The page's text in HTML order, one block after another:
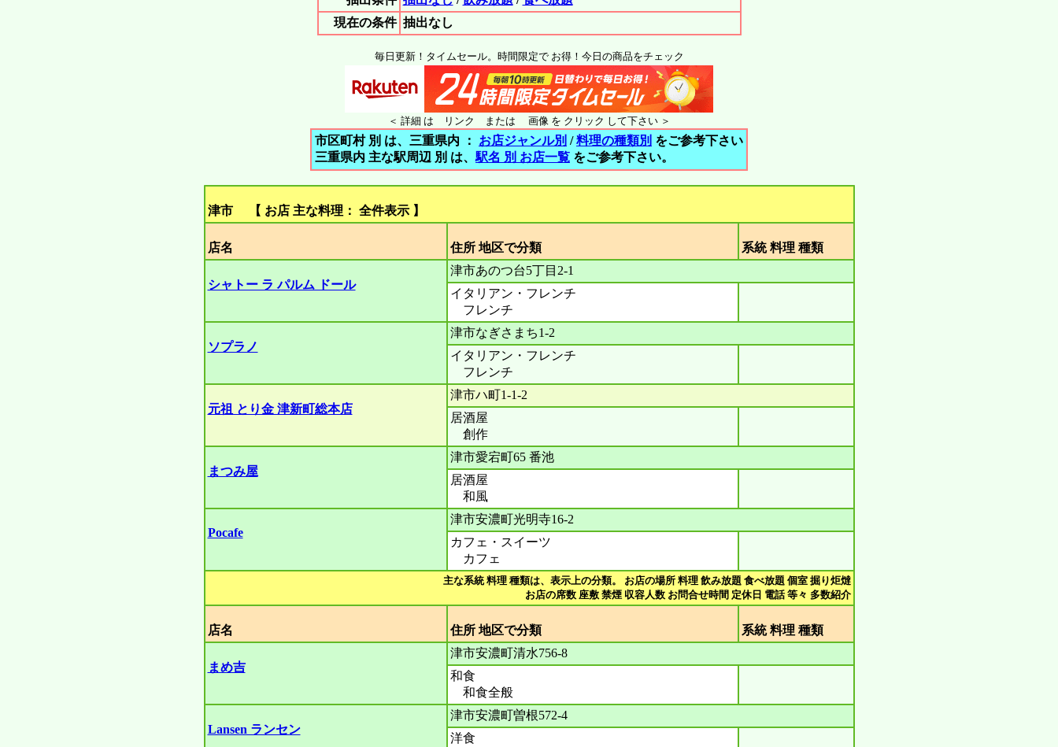
現在の条件 抽出なし
毎日更新！タイムセール。時間限定で お得！今日の商品をチェック
＜ 詳細 は リンク または 画像 を クリック して下さい ＞
市区町村 別 は、三重県内 ： お店ジャンル別 /料理の種類別 をご参考下さい
三重県内 主な駅周辺 別 は、駅名 別 お店一覧 をご参考下さい。
津市 【 お店 主な料理： 全件表示 】
店名 住所 地区で分類 系統 料理 種類
シャトー ラ パルム ドール
津市あのつ台5丁目2-1
イタリアン・フレンチ
フレンチ
ソプラノ
津市なぎさまち1-2
イタリアン・フレンチ
フレンチ
元祖 とり金 津新町総本店
津市ハ町1-1-2
居酒屋
創作
まつみ屋
津市愛宕町65 番池
居酒屋
和風
Pocafe
津市安濃町光明寺16-2
カフェ・スイーツ
カフェ
主な系統 料理 種類は、表示上の分類。 お店の場所 料理 飲み放題 食べ放題 個室 掘り炬燵
お店の席数 座敷 禁煙 収容人数 お問合せ時間 定休日 電話 等々 多数紹介
店名 住所 地区で分類 系統 料理 種類
まめ吉
津市安濃町清水756-8
和食
和食全般
Lansen ランセン
津市安濃町曽根572-4
洋食